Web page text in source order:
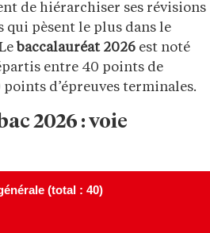
de hiérarchiser ses révisions
qui pèsent le plus dans le
baccalauréat 2026 est noté
entre 40 points de
d’épreuves terminales.
2026 : voie
(total : 40)